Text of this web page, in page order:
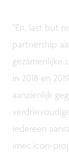
"En, last but
partnership
gezamenlijke
in 2018 en
aanzienlijk
iedereen
imec.icon-